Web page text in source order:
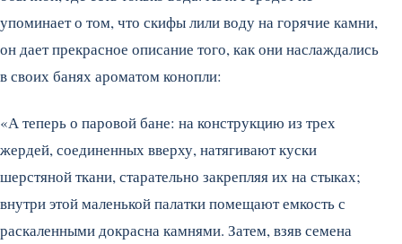
упоминает о том, что скифы лили воду на горячие камни,
он дает прекрасное описание того, как они наслаждались
в своих банях ароматом конопли:
«А теперь о паровой бане: на конструкцию из трех
жердей, соединенных вверху, натягивают куски
шерстяной ткани, старательно закрепляя их на стыках;
внутри этой маленькой палатки помещают емкость с
раскаленными докрасна камнями. Затем, взяв семена